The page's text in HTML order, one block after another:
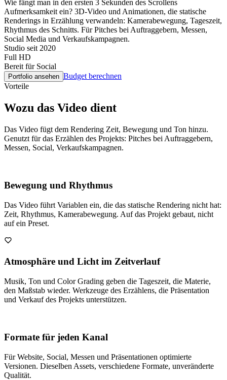
Wie fängt man in den ersten 3 Sekunden des Scrollens
Aufmerksamkeit ein? 3D-Video und Animationen, die statische
Renderings in Erzählung verwandeln: Kamerabewegung, Tageszeit,
Rhythmus des Schnitts. Für Pitches bei Auftraggebern, Messen,
Social Media und Verkaufskampagnen.
Studio seit 2020
Full HD
Bereit für Social
Portfolio ansehen Budget berechnen
Vorteile
Wozu das Video dient
Das Video fügt dem Rendering Zeit, Bewegung und Ton hinzu.
Genutzt für das Erzählen des Projekts: Pitches bei Auftraggebern,
Messen, Social, Verkaufskampagnen.
Bewegung und Rhythmus
Das Video führt Variablen ein, die das statische Rendering nicht hat:
Zeit, Rhythmus, Kamerabewegung. Auf das Projekt gebaut, nicht
auf ein Preset.
Atmosphäre und Licht im Zeitverlauf
Musik, Ton und Color Grading geben die Tageszeit, die Materie,
den Maßstab wieder. Werkzeuge des Erzählens, die Präsentation
und Verkauf des Projekts unterstützen.
Formate für jeden Kanal
Für Website, Social, Messen und Präsentationen optimierte
Versionen. Dieselben Assets, verschiedene Formate, unveränderte
Qualität.